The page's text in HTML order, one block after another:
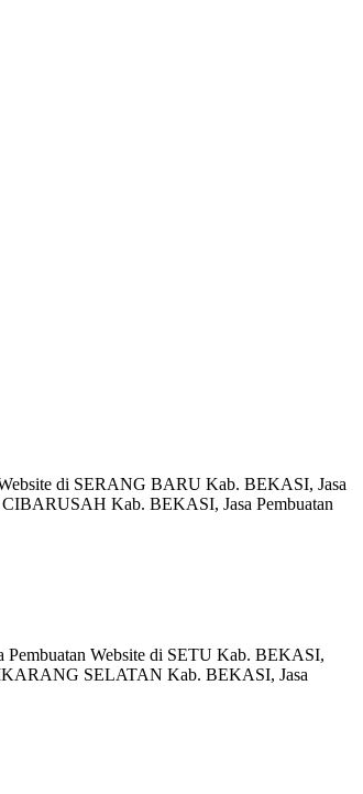
di SERANG BARU Kab. BEKASI, Jasa
Kab. BEKASI, Jasa Pembuatan
Website di SETU Kab. BEKASI,
SELATAN Kab. BEKASI, Jasa